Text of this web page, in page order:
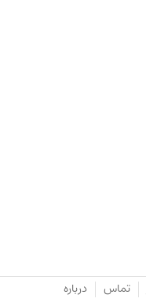
تماس درباره